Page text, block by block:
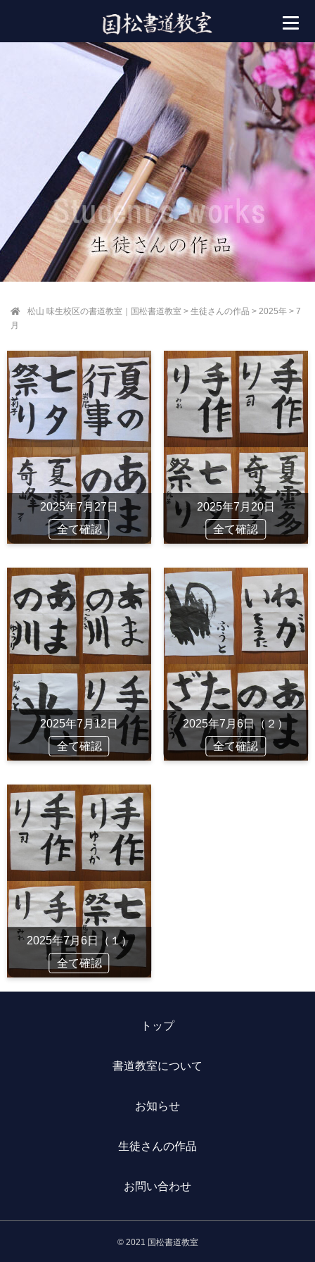
松山 味生校区の書道教室｜国松書道教室 > 生徒さんの作品 > 2025年 > 7
月
2025年7月27日
全て確認
2025年7月20日
全て確認
2025年7月12日
全て確認
2025年7月6日（２）
全て確認
2025年7月6日（１）
全て確認
トップ
書道教室について
お知らせ
生徒さんの作品
お問い合わせ
© 2021 国松書道教室